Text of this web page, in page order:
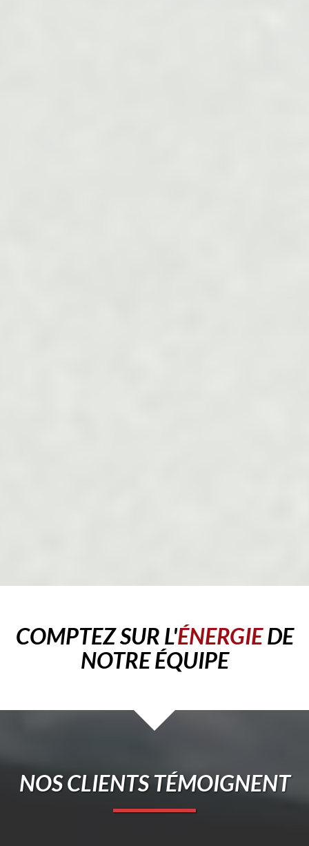
COMPTEZ SUR L'ÉNERGIEDE
NOTRE ÉQUIPE
NOS CLIENTS TÉMOIGNENT